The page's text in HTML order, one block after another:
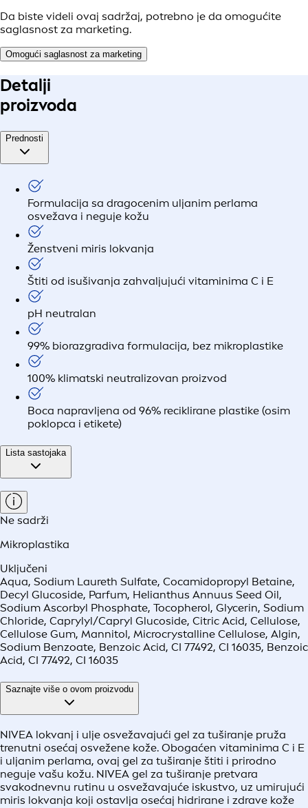
Da biste videli ovaj sadržaj, potrebno je da omogućite
saglasnost za marketing.
Omogući saglasnost za marketing
Detalji
proizvoda
Prednosti
Formulacija sa dragocenim uljanim perlama
osvežava i neguje kožu
Ženstveni miris lokvanja
Štiti od isušivanja zahvaljujući vitaminima C i E
pH neutralan
99% biorazgradiva formulacija, bez mikroplastike
100% klimatski neutralizovan proizvod
Boca napravljena od 96% reciklirane plastike (osim
poklopca i etikete)
Lista sastojaka
Ne sadrži
Mikroplastika
Uključeni
Aqua, Sodium Laureth Sulfate, Cocamidopropyl Betaine,
Decyl Glucoside, Parfum, Helianthus Annuus Seed Oil,
Sodium Ascorbyl Phosphate, Tocopherol, Glycerin, Sodium
Chloride, Caprylyl/Capryl Glucoside, Citric Acid, Cellulose,
Cellulose Gum, Mannitol, Microcrystalline Cellulose, Algin,
Sodium Benzoate, Benzoic Acid, CI 77492, CI 16035, Benzoic
Acid, CI 77492, CI 16035
Saznajte više o ovom proizvodu
NIVEA lokvanj i ulje osvežavajući gel za tuširanje pruža
trenutni osećaj osvežene kože. Obogaćen vitaminima C i E
i uljanim perlama, ovaj gel za tuširanje štiti i prirodno
neguje vašu kožu. NIVEA gel za tuširanje pretvara
svakodnevnu rutinu u osvežavajuće iskustvo, uz umirujući
miris lokvanja koji ostavlja osećaj hidrirane i zdrave kože